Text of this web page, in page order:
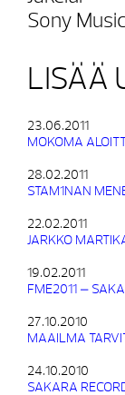
Sony
LISÄÄ
23.06.2011
MOKOMA
28.02.2011
STAM1NAN
22.02.2011
JARKKO
19.02.2011
FME2011 –
27.10.2010
MAAILMA
24.10.2010
SAKARA